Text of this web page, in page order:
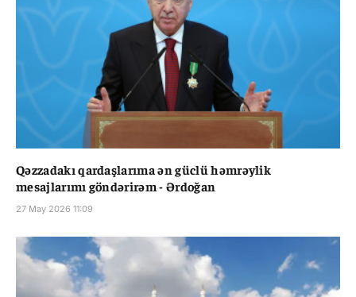
Qəzzadakı qardaşlarıma ən güclü həmrəylik
mesajlarımı göndərirəm - Ərdoğan
27 May 2026 11:09